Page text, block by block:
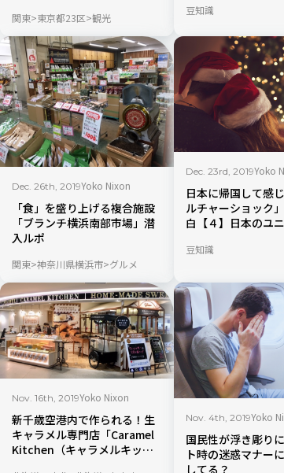
関東 東京都23区 観光
豆知識
Dec. 26th, 2019Yoko Nixon
「食」を盛り上げる複合施設
「ブランチ横浜南部市場」潜
入ルポ
関東 神奈川県横浜市 グルメ
Dec. 23rd, 2019Yoko
日本に帰国して感
ルチャーショック
白【４】日本のユ
方
豆知識
Nov. 16th, 2019Yoko Nixon
新千歳空港内で作られる！生
キャラメル専門店「Caramel
Kitchen（キャラメルキッチ
Nov. 4th, 2019Yoko
国民性が浮き彫り
ト時の迷惑マナー
してる？